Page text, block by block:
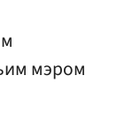
мэром